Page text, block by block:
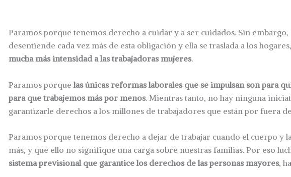
Paramos porque tenemos derecho a cuidar y a ser cuidados. Sin embargo,
desentiende cada vez más de esta obligación y ella se traslada a los hogares,
mucha más intensidad a las trabajadoras mujeres.
Paramos porquelas únicas reformas laborales que se impulsan son para
para que trabajemos más por menos. Mientras tanto, no hay ninguna
garantizarle derechos a los millones de trabajadores que están por fuera
Paramos porque tenemos derecho a dejar de trabajar cuando el cuerpo y
más, y que ello no signifique una carga sobre nuestras familias. Por eso
sistema previsional que garantice los derechos de las personas mayores,